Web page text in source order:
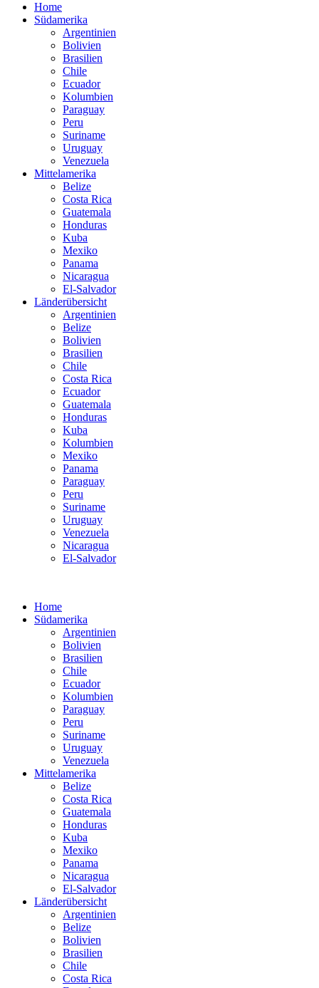
Home
Südamerika
Argentinien
Bolivien
Brasilien
Chile
Ecuador
Kolumbien
Paraguay
Peru
Suriname
Uruguay
Venezuela
Mittelamerika
Belize
Costa Rica
Guatemala
Honduras
Kuba
Mexiko
Panama
Nicaragua
El-Salvador
Länderübersicht
Argentinien
Belize
Bolivien
Brasilien
Chile
Costa Rica
Ecuador
Guatemala
Honduras
Kuba
Kolumbien
Mexiko
Panama
Paraguay
Peru
Suriname
Uruguay
Venezuela
Nicaragua
El-Salvador
Home
Südamerika
Argentinien
Bolivien
Brasilien
Chile
Ecuador
Kolumbien
Paraguay
Peru
Suriname
Uruguay
Venezuela
Mittelamerika
Belize
Costa Rica
Guatemala
Honduras
Kuba
Mexiko
Panama
Nicaragua
El-Salvador
Länderübersicht
Argentinien
Belize
Bolivien
Brasilien
Chile
Costa Rica